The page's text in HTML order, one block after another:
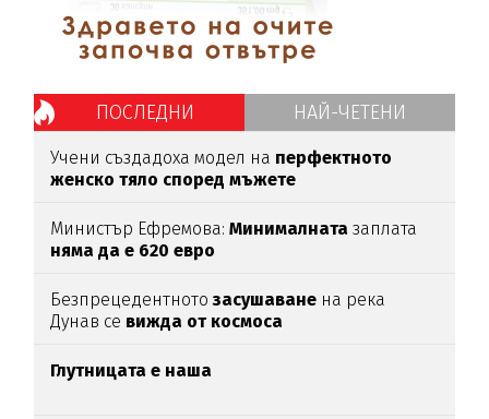
ПОСЛЕДНИ НАЙ-ЧЕТЕНИ
Учени създадоха модел на перфектното
женско тяло според мъжете
Министър Ефремова:Минималната заплата
няма да е 620 евро
Безпрецедентнотозасушаване на река
Дунав се вижда от космоса
Глутницата е наша